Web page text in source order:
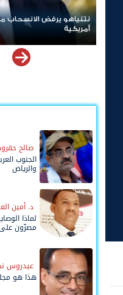
ويعلن رفضه لمسودة
صالح
الجنوب
والرياض
د. أمين
لماذا
مصرّون
عيدروس
هذا هو